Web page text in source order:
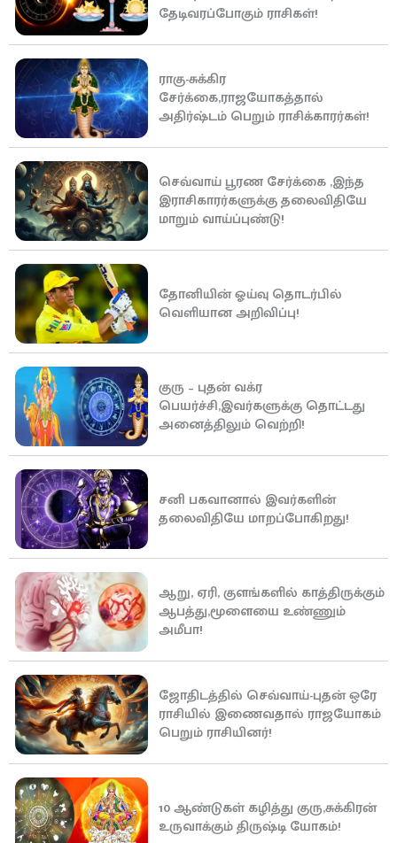
தேடிவரப்போகும் ராசிகள்!
ராகு-சுக்கிர
சேர்க்கை,ராஜயோகத்தால்
அதிர்ஷ்டம் பெறும் ராசிக்காரர்கள்!
செவ்வாய் பூரண சேர்க்கை ,இந்த
இராசிகாரர்களுக்கு தலைவிதியே
மாறும் வாய்ப்புண்டு!
தோனியின் ஓய்வு தொடர்பில்
வெளியான அறிவிப்பு!
குரு – புதன் வக்ர
பெயர்ச்சி,இவர்களுக்கு தொட்டது
அனைத்திலும் வெற்றி!
சனி பகவானால் இவர்களின்
தலைவிதியே மாறப்போகிறது!
ஆறு, ஏரி, குளங்களில் காத்திருக்கும்
ஆபத்து,மூளையை உண்ணும்
அமீபா!
ஜோதிடத்தில் செவ்வாய்-புதன் ஒரே
ராசியில் இணைவதால் ராஜயோகம்
பெறும் ராசியினர்!
10 ஆண்டுகள் கழித்து குரு,சுக்கிரன்
உருவாக்கும் திருஷ்டி யோகம்!